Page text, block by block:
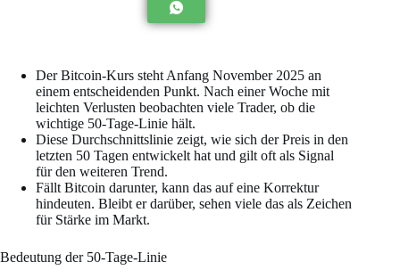
Der Bitcoin-Kurs steht Anfang November 2025 an
einem entscheidenden Punkt. Nach einer Woche mit
leichten Verlusten beobachten viele Trader, ob die
wichtige 50-Tage-Linie hält.
Diese Durchschnittslinie zeigt, wie sich der Preis in den
letzten 50 Tagen entwickelt hat und gilt oft als Signal
für den weiteren Trend.
Fällt Bitcoin darunter, kann das auf eine Korrektur
hindeuten. Bleibt er darüber, sehen viele das als Zeichen
für Stärke im Markt.
Bedeutung der 50-Tage-Linie